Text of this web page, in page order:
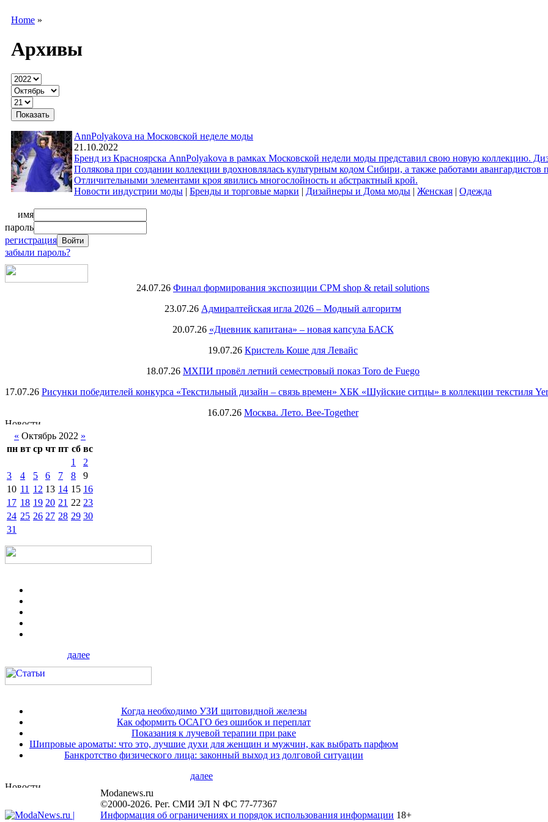
Home »
Архивы
AnnPolyakova на Московской неделе моды
21.10.2022
Бренд из Красноярска AnnPolyakova в рамках Московской недели моды представил свою новую коллекцию.
Полякова при создании коллекции вдохновлялась культурным кодом Сибири, а также работами авангардистов
Отличительными элементами кроя явились многослойность и абстрактный крой.
Новости индустрии моды | Бренды и торговые марки | Дизайнеры и Дома моды | Женская | Одежда
имя
пароль
регистрация
забыли пароль?
24.07.26 Финал формирования экспозиции CPM shop & retail solutions
23.07.26 Адмиралтейская игла 2026 – Модный алгоритм
20.07.26 «Дневник капитана» – новая капсула БАСК
19.07.26 Кристель Коше для Левайс
18.07.26 МХПИ провёл летний семестровый показ Toro de Fuego
17.07.26 Рисунки победителей конкурса «Текстильный дизайн – связь времен» ХБК «Шуйские ситцы» в коллекции текстиля
16.07.26 Москва. Лето. Bee-Together
« Октябрь 2022 »
пн вт ср чт пт сб вс
1
2
3
4 5 6 7 8
9
10 11 12 13 14 15 16
17 18 19 20 21 22 23
24 25 26 27 28 29 30
31
далее
Когда необходимо УЗИ щитовидной железы
Как оформить ОСАГО без ошибок и переплат
Показания к лучевой терапии при раке
Шипровые ароматы: что это, лучшие духи для женщин и мужчин, как выбрать парфюм
Банкротство физического лица: законный выход из долговой ситуации
далее
Modanews.ru
©2000-2026. Рег. СМИ ЭЛ N ФС 77-77367
Информация об ограничениях и порядок использования информации 18+